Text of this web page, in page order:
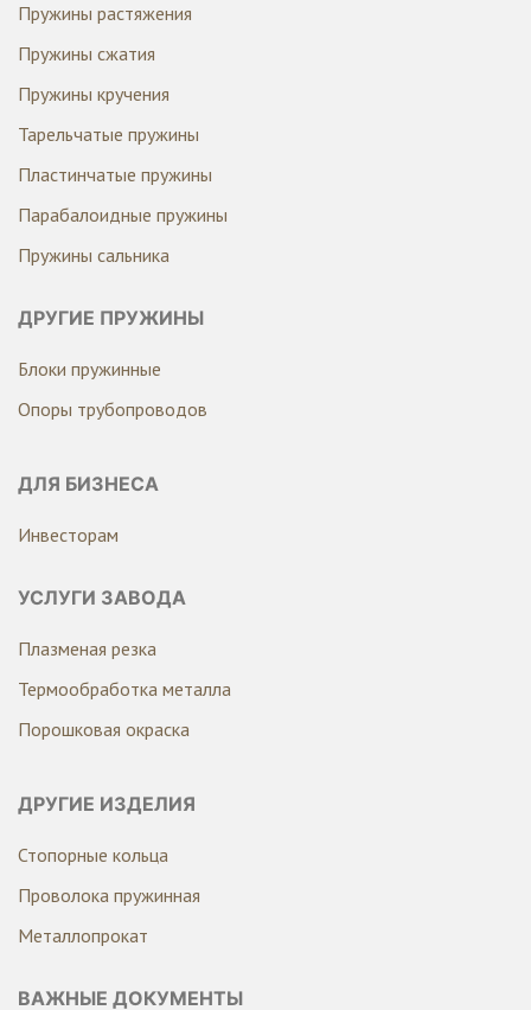
Пружины растяжения
Пружины сжатия
Пружины кручения
Тарельчатые пружины
Пластинчатые пружины
Парабалоидные пружины
Пружины сальника
ДРУГИЕ ПРУЖИНЫ
Блоки пружинные
Опоры трубопроводов
ДЛЯ БИЗНЕСА
Инвесторам
УСЛУГИ ЗАВОДА
Плазменая резка
Термообработка металла
Порошковая окраска
ДРУГИЕ ИЗДЕЛИЯ
Стопорные кольца
Проволока пружинная
Металлопрокат
ВАЖНЫЕ ДОКУМЕНТЫ